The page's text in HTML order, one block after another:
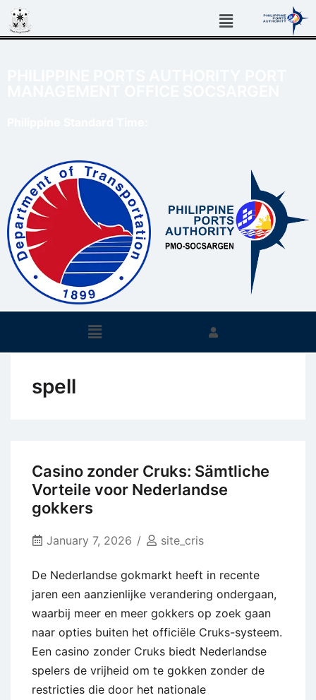
spell
Casino zonder Cruks: Sämtliche
Vorteile voor Nederlandse
gokkers
January 7, 2026 site_cris
De Nederlandse gokmarkt heeft in recente
jaren een aanzienlijke verandering ondergaan,
waarbij meer en meer gokkers op zoek gaan
naar opties buiten het officiële Cruks-systeem.
Een casino zonder Cruks biedt Nederlandse
spelers de vrijheid om te gokken zonder de
restricties die door het nationale